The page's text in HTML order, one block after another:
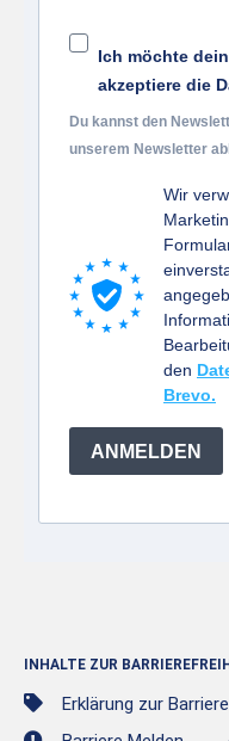
Ich möchte
akzeptiere die
Du kannst den
unserem Newsletter
Wir
den
Brevo.
ANMELDEN
INHALTE ZUR
Erklärung zur